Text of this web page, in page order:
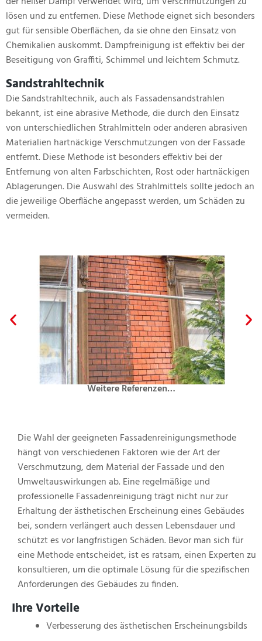
lösen und zu entfernen. Diese Methode eignet sich besonders
gut für sensible Oberflächen, da sie ohne den Einsatz von
Chemikalien auskommt. Dampfreinigung ist effektiv bei der
Beseitigung von Graffiti, Schimmel und leichtem Schmutz.
Sandstrahltechnik
Die Sandstrahltechnik, auch als Fassadensandstrahlen
bekannt, ist eine abrasive Methode, die durch den Einsatz
von unterschiedlichen Strahlmitteln oder anderen abrasiven
Materialien hartnäckige Verschmutzungen von der Fassade
entfernt. Diese Methode ist besonders effektiv bei der
Entfernung von alten Farbschichten, Rost oder hartnäckigen
Ablagerungen. Die Auswahl des Strahlmittels sollte jedoch an
die jeweilige Oberfläche angepasst werden, um Schäden zu
vermeiden.
Weitere Referenzen…
Die Wahl der geeigneten Fassadenreinigungsmethode
hängt von verschiedenen Faktoren wie der Art der
Verschmutzung, dem Material der Fassade und den
Umweltauswirkungen ab. Eine regelmäßige und
professionelle Fassadenreinigung trägt nicht nur zur
Erhaltung der ästhetischen Erscheinung eines Gebäudes
bei, sondern verlängert auch dessen Lebensdauer und
schützt es vor langfristigen Schäden. Bevor man sich für
eine Methode entscheidet, ist es ratsam, einen Experten zu
konsultieren, um die optimale Lösung für die spezifischen
Anforderungen des Gebäudes zu finden.
Ihre Vorteile
Verbesserung des ästhetischen Erscheinungsbilds